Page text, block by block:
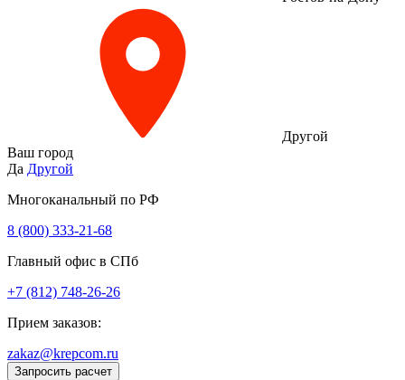
Другой
Ваш город
Да Другой
Многоканальный по РФ
8 (800) 333‑21-68
Главный офис в СПб
+7 (812) 748-26-26
Прием заказов:
zakaz@krepcom.ru
Запросить расчет